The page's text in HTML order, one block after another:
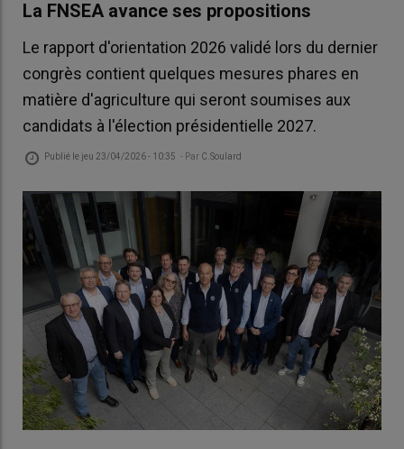
La FNSEA avance ses propositions
Le rapport d'orientation 2026 validé lors du dernier
congrès contient quelques mesures phares en
matière d'agriculture qui seront soumises aux
candidats à l'élection présidentielle 2027.
Publié le jeu 23/04/2026 - 10:35 - Par C.Soulard